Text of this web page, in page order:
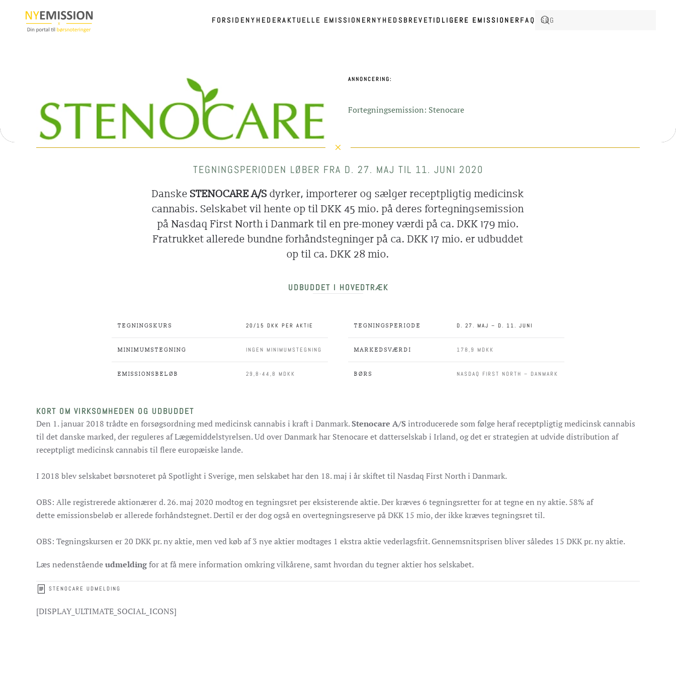
Gå til hovedindhold FORSIDENYHEDERAKTUELLE EMISSIONERNYHEDSBREVETIDLIGERE EMISSIONERFAQ
ANNONCERING:
Fortegningsemission: Stenocare
TEGNINGSPERIODEN LØBER FRA D. 27. MAJ TIL 11. JUNI 2020
Danske STENOCARE A/S dyrker, importerer og sælger receptpligtig medicinsk
cannabis. Selskabet vil hente op til DKK 45 mio. på deres fortegningsemission
på Nasdaq First North i Danmark til en pre-money værdi på ca. DKK 179 mio.
Fratrukket allerede bundne forhåndstegninger på ca. DKK 17 mio. er udbuddet
op til ca. DKK 28 mio.
UDBUDDET I HOVEDTRÆK
TEGNINGSKURS 20/15 DKK PER AKTIE
MINIMUMSTEGNING INGEN MINIMUMSTEGNING
EMISSIONSBELØB 29,8-44,8 MDKK
TEGNINGSPERIODE D. 27. MAJ – D. 11. JUNI
MARKEDSVÆRDI 178,9 MDKK
BØRS NASDAQ FIRST NORTH – DANMARK
KORT OM VIRKSOMHEDEN OG UDBUDDET
Den 1. januar 2018 trådte en forsøgsordning med medicinsk cannabis i kraft i Danmark.Stenocare A/Sintroducerede som følge heraf receptpligtig medicinsk cannabis
til det danske marked, der reguleres af Lægemiddelstyrelsen. Ud over Danmark har Stenocare et datterselskab i Irland, og det er strategien at udvide distribution af
receptpligt medicinsk cannabis til flere europæiske lande.
I 2018 blev selskabet børsnoteret på Spotlight i Sverige, men selskabet har den 18. maj i år skiftet til Nasdaq First North i Danmark.
OBS: Alle registrerede aktionærer d. 26. maj 2020 modtog en tegningsret per eksisterende aktie. Der kræves 6 tegningsretter for at tegne en ny aktie. 58% af
dette emissionsbeløb er allerede forhåndstegnet. Dertil er der dog også en overtegningsreserve på DKK 15 mio, der ikke kræves tegningsret til.
OBS: Tegningskursen er 20 DKK pr. ny aktie, men ved køb af 3 nye aktier modtages 1 ekstra aktie vederlagsfrit. Gennemsnitsprisen bliver således 15 DKK pr. ny aktie.
Læs nedenståendeudmeldingfor at få mere information omkring vilkårene, samt hvordan du tegner aktier hos selskabet.
STENOCARE UDMELDING
[DISPLAY_ULTIMATE_SOCIAL_ICONS]